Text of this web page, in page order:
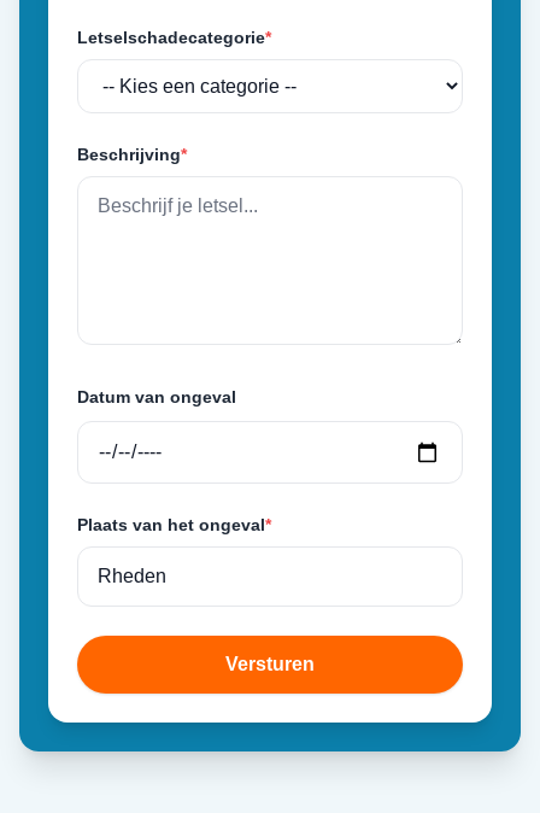
Letselschadecategorie*
Beschrijving*
Datum van ongeval
Plaats van het ongeval*
Versturen